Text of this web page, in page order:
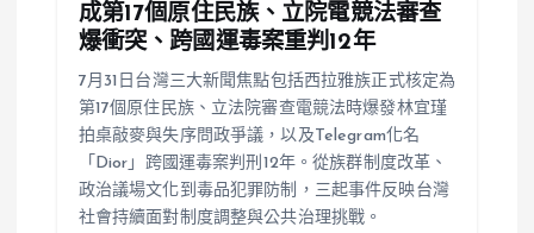
成第17個原住民族、立院電競法審查
爆衝突、跨國運毒案重判12年
7月31日台灣三大新聞焦點包括西拉雅族正式核定為
第17個原住民族、立法院審查電競法時爆發林宜瑾
拍桌敲麥與失序問政爭議，以及Telegram化名
「Dior」跨國運毒案判刑12年。從族群制度改革、
政治議場文化到毒品犯罪防制，三起事件反映台灣
社會持續面對制度調整與公共治理挑戰。